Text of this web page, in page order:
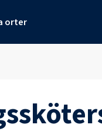
orter